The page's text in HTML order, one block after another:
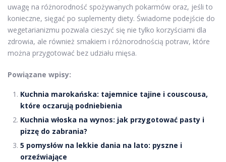
uwagę na różnorodność spożywanych pokarmów oraz, jeśli to
konieczne, sięgać po suplementy diety. Świadome podejście do
wegetarianizmu pozwala cieszyć się nie tylko korzyściami dla
zdrowia, ale również smakiem i różnorodnością potraw, które
można przygotować bez udziału mięsa.
Powiązane wpisy:
Kuchnia marokańska: tajemnice tajine i couscousa,
które oczarują podniebienia
Kuchnia włoska na wynos: jak przygotować pasty i
pizzę do zabrania?
5 pomysłów na lekkie dania na lato: pyszne i
orzeźwiające